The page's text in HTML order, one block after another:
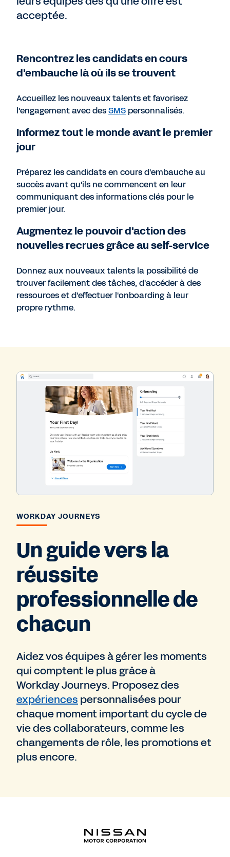
acceptée.
Rencontrez les candidats en cours
d'embauche là où ils se trouvent
Accueillez les nouveaux talents et favorisez
l'engagement avec desSMS personnalisés.
Informez tout le monde avant le premier
jour
Préparez les candidats en cours d'embauche au
succès avant qu'ils ne commencent en leur
communiquant des informations clés pour le
premier jour.
Augmentez le pouvoir d'action des
nouvelles recrues grâce au self-service
Donnez aux nouveaux talents la possibilité de
trouver facilement des tâches, d'accéder à des
ressources et d'effectuer l'onboarding à leur
propre rythme.
WORKDAY JOURNEYS
Un guide vers la
réussite
professionnelle de
chacun
Aidez vos équipes à gérer les moments
qui comptent le plus grâce à
Workday Journeys. Proposez des
expériences personnalisées pour
chaque moment important du cycle de
vie des collaborateurs, comme les
changements de rôle, les promotions et
plus encore.